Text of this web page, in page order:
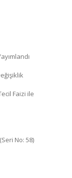
Faizi ile
No: 58)